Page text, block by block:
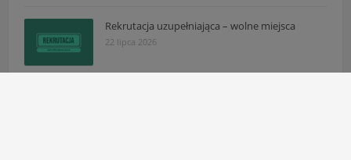
Rekrutacja uzupełniająca – wolne miejsca
22 lipca 2026